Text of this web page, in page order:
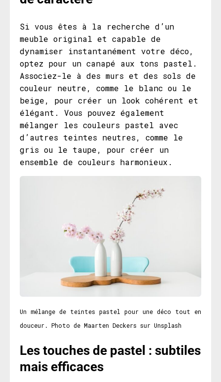
Si vous êtes à la recherche d’un
meuble original et capable de
dynamiser instantanément votre déco,
optez pour un canapé aux tons pastel.
Associez-le à des murs et des sols de
couleur neutre, comme le blanc ou le
beige, pour créer un look cohérent et
élégant. Vous pouvez également
mélanger les couleurs pastel avec
d’autres teintes neutres, comme le
gris ou le taupe, pour créer un
ensemble de couleurs harmonieux.
Un mélange de teintes pastel pour une déco tout en
douceur. Photo de Maarten Deckers sur Unsplash
Les touches de pastel : subtiles
mais efficaces